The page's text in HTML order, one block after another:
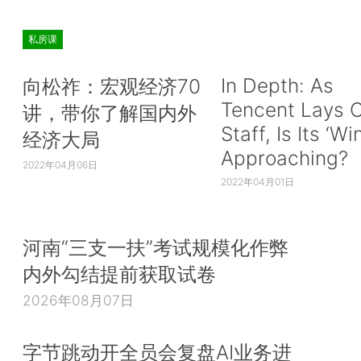
私房课
向松祚：宏观经济70
讲，带你了解国内外
经济大局
2022年04月06日
In Depth: As
Tencent Lays
Staff, Is Its
Approaching?
2022年04月01日
河南“三支一扶”考试规模化作弊
内外勾结提前获取试卷
2026年08月07日
字节跳动开全员会复盘AI业务进